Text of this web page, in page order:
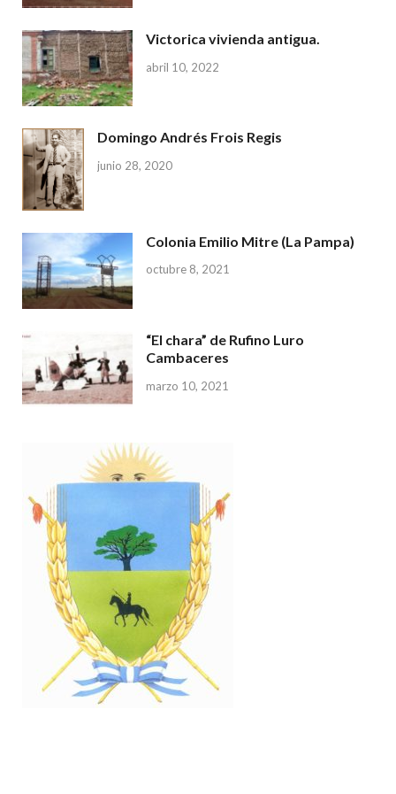
Victorica vivienda antigua.
abril 10, 2022
Domingo Andrés Frois Regis
junio 28, 2020
Colonia Emilio Mitre (La Pampa)
octubre 8, 2021
“El chara” de Rufino Luro
Cambaceres
marzo 10, 2021